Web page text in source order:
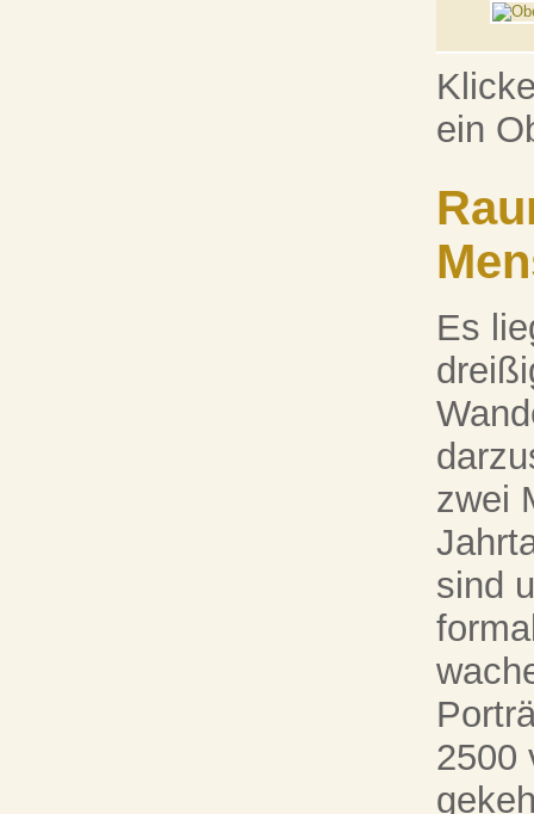
ein
Es
zwei
sind
2500